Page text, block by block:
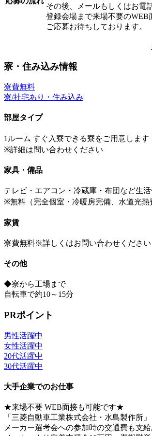
その後、メールもしくはお電
登録会場まで来場不要のWEB
ご応募お待ちしております。
寮・住み込み情報
寮費無料
寮/社宅あり・住み込み
部屋タイプ
1ルーム すぐ入寮できる寮をご用意します
※詳細は問い合わせください
家具・備品
テレビ・エアコン・冷蔵庫・布団など生
※無料（完全個室・冷暖房完備、水道光
家賃
寮費無料※詳しくはお問い合わせください
その他
◆寮から工場まで
自転車で約10～15分
PRポイント
男性活躍中
女性活躍中
20代活躍中
30代活躍中
大手企業でのお仕事
★来場不要 WEB面接も可能です★
「三菱自動車工業株式会社・水島製作
メーカー選考会への参加時の交通費も